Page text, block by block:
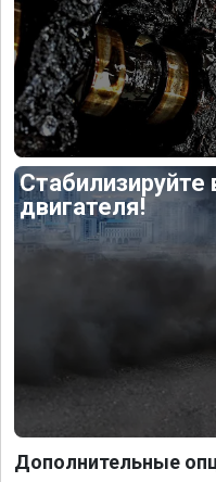
Стабилизируйте
двигателя!
Дополнительные